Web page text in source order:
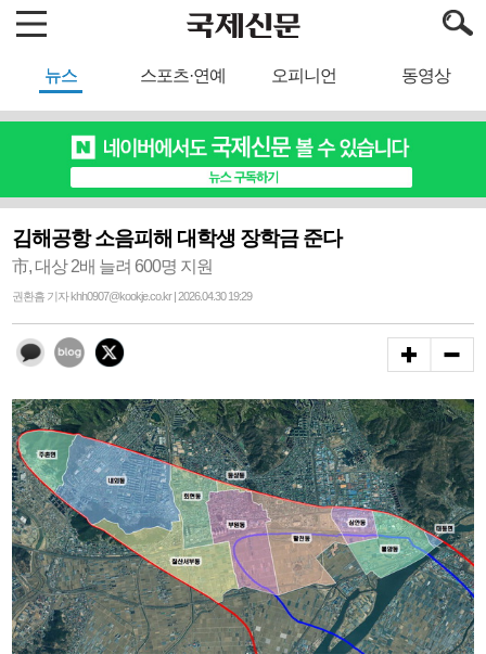
뉴스 스포츠·연예 오피니언 동영상
김해공항 소음피해 대학생 장학금 준다
市, 대상 2배 늘려 600명 지원
권환흠 기자 khh0907@kookje.co.kr | 2026.04.30 19:29